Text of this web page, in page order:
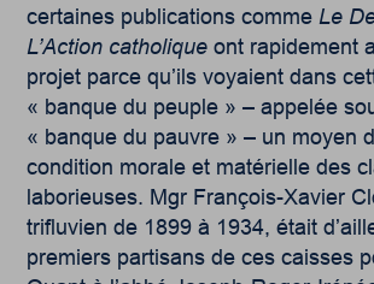
certaines publications comme Le
L’Action catholiqueont rapidement
projet parce qu’ils voyaient dans
« banque du peuple » – appelée
« banque du pauvre » – un moyen
condition morale et matérielle des
laborieuses. Mgr François-Xavier
trifluvien de 1899 à 1934, était
premiers partisans de ces caisses